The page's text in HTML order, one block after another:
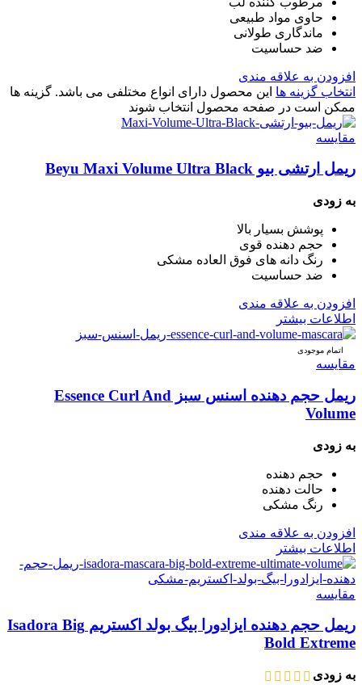
حاوی مواد طبیعی
ماندگاری طولانی
ضد حساسیت
افزودن به علاقه مندی
انتخاب گزینه ها این محصول دارای انواع مختلفی می باشد. گزینه ها
ممکن است در صفحه محصول انتخاب شوند
مقایسه
ریمل ارتشی بیو Beyu Maxi Volume Ultra Black
به زودی
پوشش بسیار بالا
حجم دهنده قوی
رنگ دانه های فوق العاده مشکی
ضد حساسیت
افزودن به علاقه مندی
اطلاعات بیشتر
اتمام موجودی
مقایسه
ریمل حجم دهنده اسنس سبز Essence Curl And
Volume
به زودی
حجم دهنده
حالت دهنده
رنگ مشکی
افزودن به علاقه مندی
اطلاعات بیشتر
مقایسه
ریمل حجم دهنده ایزادورا بیگ بولد اکستریم Isadora Big
Bold Extreme
به زودی